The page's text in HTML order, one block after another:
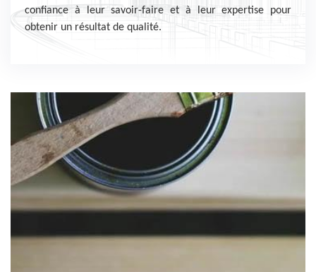
confiance à leur savoir-faire et à leur expertise pour
obtenir un résultat de qualité.